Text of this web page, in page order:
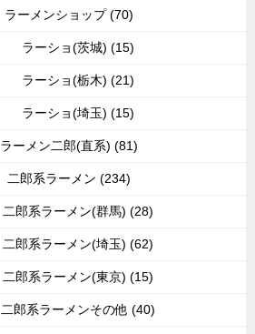
ラーメンショップ (70)
ラーショ(茨城) (15)
ラーショ(栃木) (21)
ラーショ(埼玉) (15)
ラーメン二郎(直系) (81)
二郎系ラーメン (234)
二郎系ラーメン(群馬) (28)
二郎系ラーメン(埼玉) (62)
二郎系ラーメン(東京) (15)
二郎系ラーメンその他 (40)